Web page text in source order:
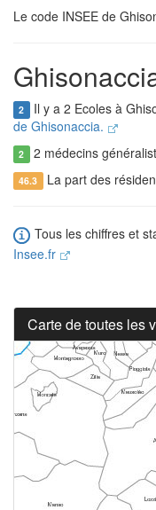
Le code INSEE de
2 Il y a 2 Ecoles à
de Ghisonaccia.
2 2 médecins
46.3 La part des
Tous les chiffres et
Insee.fr
Carte de toutes les